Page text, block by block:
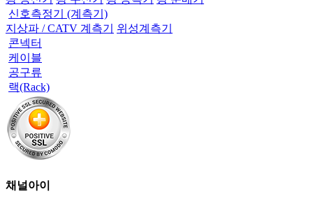
신호측정기 (계측기)
지상파 / CATV 계측기
위성계측기
콘넥터
케이블
공구류
랙(Rack)
채널아이